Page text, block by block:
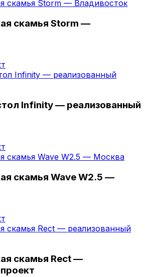
скамья Storm —
Infinity — реализованный
скамья Wave W2.5 —
скамья Rect —